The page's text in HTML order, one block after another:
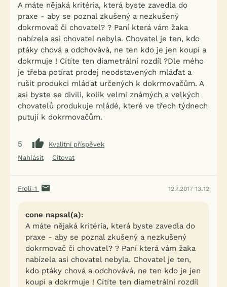
A máte nějaká kritéria, která byste zavedla do
praxe - aby se poznal zkušený a nezkušený
dokrmovač či chovatel? ? Paní která vám žaka
nabízela asi chovatel nebyla. Chovatel je ten, kdo
ptáky chová a odchovává, ne ten kdo je jen koupí a
dokrmuje ! Cítíte ten diametrální rozdíl ?Dle mého
je třeba potírat prodej neodstavených mláďat a
rušit produkci mláďat určených k dokrmovačům. A
asi byste se divili, kolik velmi známých a velkých
chovatelů produkuje mládé, které ve třech týdnech
putují k dokrmovačům.
5
Kvalitní příspěvek
Nahlásit
Citovat
Froli-1 12.7.2017 13:12
cone napsal(a):
A máte nějaká kritéria, která byste zavedla do
praxe - aby se poznal zkušený a nezkušený
dokrmovač či chovatel? ? Paní která vám žaka
nabízela asi chovatel nebyla. Chovatel je ten,
kdo ptáky chová a odchovává, ne ten kdo je jen
koupí a dokrmuje ! Cítíte ten diametrální rozdíl